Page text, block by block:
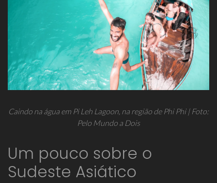
Caindo na água em Pi Leh Lagoon, na região de Phi Phi | Foto:
Pelo Mundo a Dois
Um pouco sobre o
Sudeste Asiático